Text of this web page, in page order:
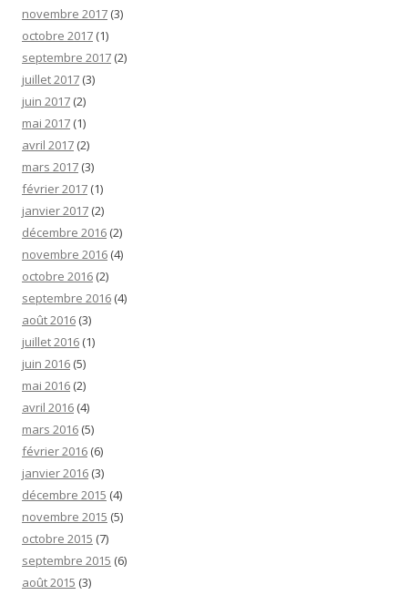
novembre 2017 (3)
octobre 2017 (1)
septembre 2017 (2)
juillet 2017 (3)
juin 2017 (2)
mai 2017 (1)
avril 2017 (2)
mars 2017 (3)
février 2017 (1)
janvier 2017 (2)
décembre 2016 (2)
novembre 2016 (4)
octobre 2016 (2)
septembre 2016 (4)
août 2016 (3)
juillet 2016 (1)
juin 2016 (5)
mai 2016 (2)
avril 2016 (4)
mars 2016 (5)
février 2016 (6)
janvier 2016 (3)
décembre 2015 (4)
novembre 2015 (5)
octobre 2015 (7)
septembre 2015 (6)
août 2015 (3)